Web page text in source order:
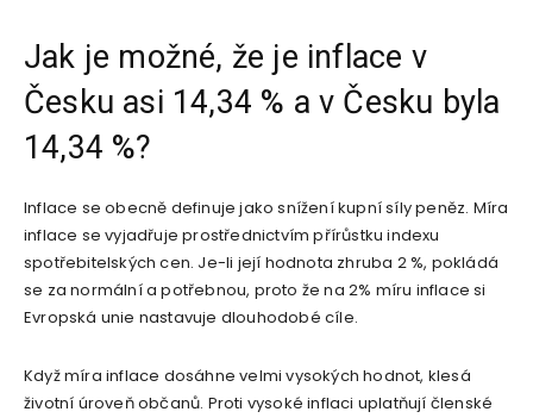
Jak je možné, že je inflace v
Česku asi 14,34 % a v Česku byla
14,34 %?
Inflace se obecně definuje jako snížení kupní síly peněz. Míra
inflace se vyjadřuje prostřednictvím přírůstku indexu
spotřebitelských cen. Je-li její hodnota zhruba 2 %, pokládá
se za normální a potřebnou, proto že na 2% míru inflace si
Evropská unie nastavuje dlouhodobé cíle.
Když míra inflace dosáhne velmi vysokých hodnot, klesá
životní úroveň občanů. Proti vysoké inflaci uplatňují členské